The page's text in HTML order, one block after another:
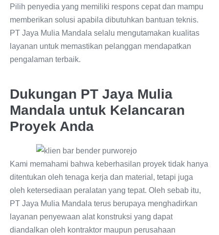
Pilih penyedia yang memiliki respons cepat dan mampu
memberikan solusi apabila dibutuhkan bantuan teknis.
PT Jaya Mulia Mandala selalu mengutamakan kualitas
layanan untuk memastikan pelanggan mendapatkan
pengalaman terbaik.
Dukungan PT Jaya Mulia
Mandala untuk Kelancaran
Proyek Anda
Kami memahami bahwa keberhasilan proyek tidak hanya
ditentukan oleh tenaga kerja dan material, tetapi juga
oleh ketersediaan peralatan yang tepat. Oleh sebab itu,
PT Jaya Mulia Mandala terus berupaya menghadirkan
layanan penyewaan alat konstruksi yang dapat
diandalkan oleh kontraktor maupun perusahaan